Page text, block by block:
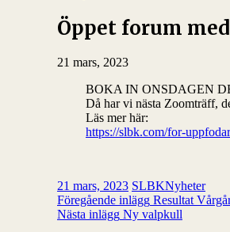
Öppet forum
21 mars, 2023
BOKA IN ONSDAGEN
Då har vi nästa Zoomträff,
Läs mer här:
https://slbk.com/for-
21 mars, 2023 SLBKNyheter
Föregående inlägg Resultat
Nästa inlägg Ny valpkull